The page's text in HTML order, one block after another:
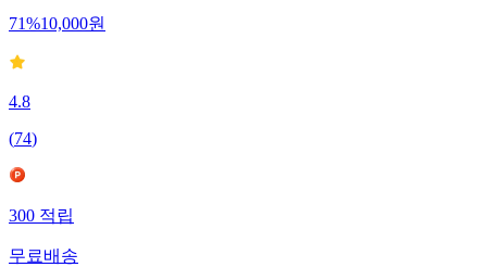
71%10,000원
4.8
(74)
300적립
무료배송